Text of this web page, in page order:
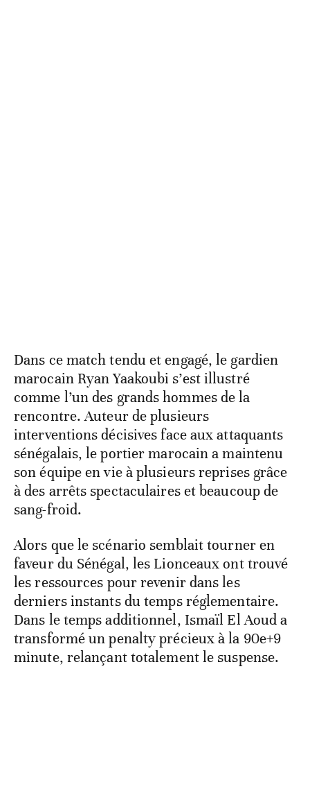
Dans ce match tendu et engagé, le gardien
marocain Ryan Yaakoubi s’est illustré
comme l’un des grands hommes de la
rencontre. Auteur de plusieurs
interventions décisives face aux attaquants
sénégalais, le portier marocain a maintenu
son équipe en vie à plusieurs reprises grâce
à des arrêts spectaculaires et beaucoup de
sang-froid.
Alors que le scénario semblait tourner en
faveur du Sénégal, les Lionceaux ont trouvé
les ressources pour revenir dans les
derniers instants du temps réglementaire.
Dans le temps additionnel, Ismaïl El Aoud a
transformé un penalty précieux à la 90e+9
minute, relançant totalement le suspense.